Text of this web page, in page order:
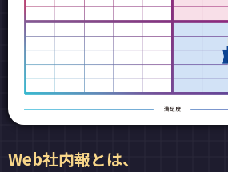
Web社内報とは、